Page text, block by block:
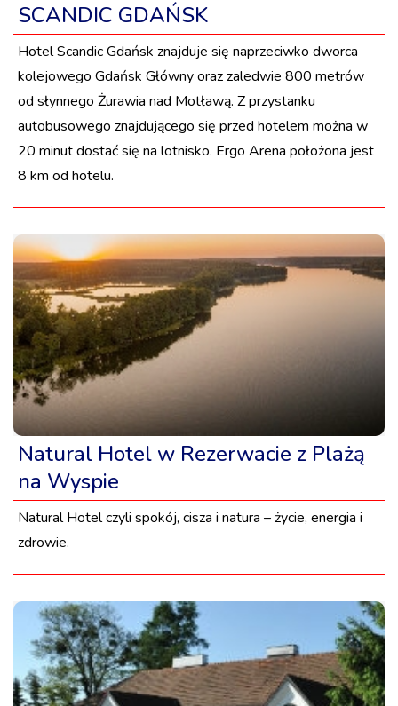
SCANDIC GDAŃSK
Hotel Scandic Gdańsk znajduje się naprzeciwko dworca
kolejowego Gdańsk Główny oraz zaledwie 800 metrów
od słynnego Żurawia nad Motławą. Z przystanku
autobusowego znajdującego się przed hotelem można w
20 minut dostać się na lotnisko. Ergo Arena położona jest
8 km od hotelu.
Natural Hotel w Rezerwacie z Plażą
na Wyspie
Natural Hotel czyli spokój, cisza i natura – życie, energia i
zdrowie.